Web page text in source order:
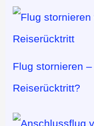
Flug stornieren
Reiserücktritt?